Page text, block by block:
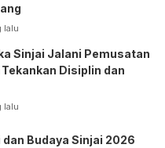
lalu
Sinjai Jalani Pemusatan
Disiplin dan
lalu